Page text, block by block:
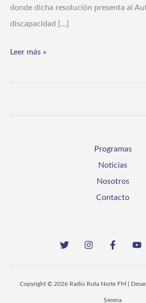
donde dicha resolución presenta al
discapacidad […]
Leer más »
Programas
Noticias
Nosotros
Contacto
Copyright © 2026 Radio Ruta Norte FM |
Serena